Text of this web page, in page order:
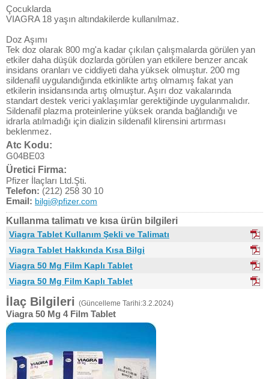
Çocuklarda
VIAGRA 18 yaşın altındakilerde kullanılmaz.
Doz Aşımı
Tek doz olarak 800 mg'a kadar çıkılan çalışmalarda görülen yan
etkiler daha düşük dozlarda görülen yan etkilere benzer ancak
insidans oranları ve ciddiyeti daha yüksek olmuştur. 200 mg
sildenafil uygulandığında etkinlikte artış olmamış fakat yan
etkilerin insidansında artış olmuştur. Aşırı doz vakalarında
standart destek verici yaklaşımlar gerektiğinde uygulanmalıdır.
Sildenafil plazma proteinlerine yüksek oranda bağlandığı ve
idrarla atılmadığı için dializin sildenafil klirensini artırması
beklenmez.
Atc Kodu:
G04BE03
Üretici Firma:
Pfizer İlaçları Ltd.Şti.
Telefon: (212) 258 30 10
Email: bilgi@pfizer.com
Kullanma talimatı ve kısa ürün bilgileri
Viagra Tablet Kullanım Şekli ve Talimatı
Viagra Tablet Hakkında Kısa Bilgi
Viagra 50 Mg Film Kaplı Tablet
Viagra 50 Mg Film Kaplı Tablet
İlaç Bilgileri (Güncelleme Tarihi:3.2.2024)
Viagra 50 Mg 4 Film Tablet